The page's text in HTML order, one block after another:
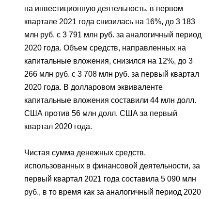
на инвестиционную деятельность, в первом
квартале 2021 года снизилась на 16%, до 3 183
млн руб. с 3 791 млн руб. за аналогичный период
2020 года. Объем средств, направленных на
капитальные вложения, снизился на 12%, до 3
266 млн руб. с 3 708 млн руб. за первый квартал
2020 года. В долларовом эквиваленте
капитальные вложения составили 44 млн долл.
США против 56 млн долл. США за первый
квартал 2020 года.
Чистая сумма денежных средств,
использованных в финансовой деятельности, за
первый квартал 2021 года составила 5 090 млн
руб., в то время как за аналогичный период 2020